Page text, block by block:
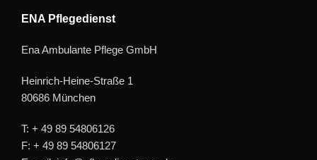
ENA Pflegedienst
Ena Ambulante Pflege GmbH
Heinrich-Heine-Straße 1
80686 München
T: + 49 89 54806126
F: + 49 89 54806127